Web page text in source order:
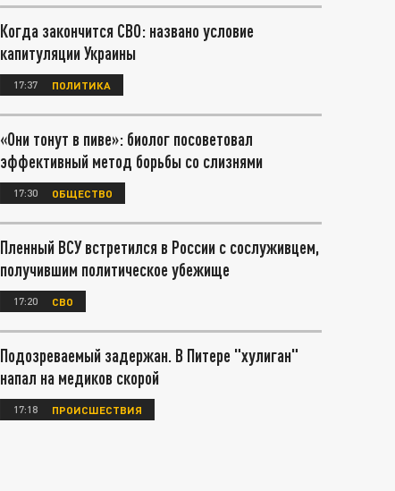
Когда закончится СВО: названо условие
капитуляции Украины
17:37 ПОЛИТИКА
«Они тонут в пиве»: биолог посоветовал
эффективный метод борьбы со слизнями
17:30 ОБЩЕСТВО
Пленный ВСУ встретился в России с сослуживцем,
получившим политическое убежище
17:20 СВО
Подозреваемый задержан. В Питере "хулиган"
напал на медиков скорой
17:18 ПРОИСШЕСТВИЯ